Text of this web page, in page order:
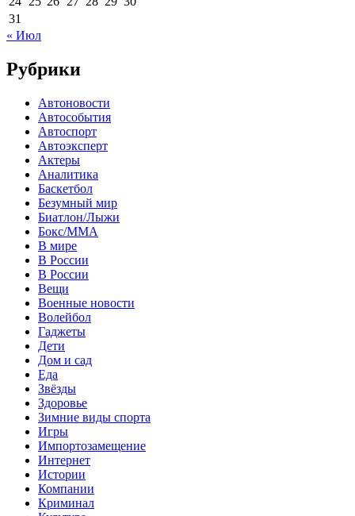
31
« Июл
Рубрики
Автоновости
Автособытия
Автоспорт
Автоэксперт
Актеры
Аналитика
Баскетбол
Безумный мир
Биатлон/Лыжи
Бокс/MMA
В мире
В России
В России
Вещи
Военные новости
Волейбол
Гаджеты
Дети
Дом и сад
Еда
Звёзды
Здоровье
Зимние виды спорта
Игры
Импортозамещение
Интернет
Истории
Компании
Криминал